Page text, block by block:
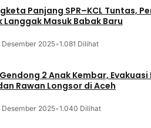
Panjang SPR–KCL Tuntas,
Langgak Masuk Babak Baru
Desember 2025•1.081 Dilihat
2 Anak Kembar,
Rawan Longsor di Aceh
Desember 2025•1.040 Dilihat